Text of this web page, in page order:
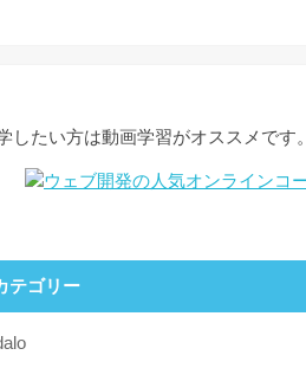
したい方は動画学習がオススメです。
テゴリー